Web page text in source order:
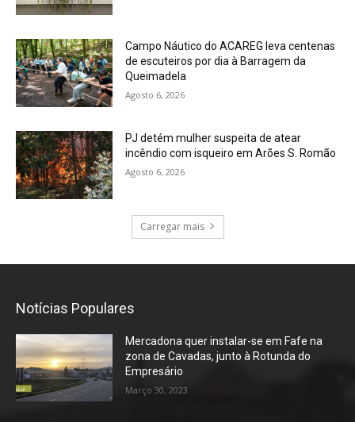
Campo Náutico do ACAREG leva centenas
de escuteiros por dia à Barragem da
Queimadela
Agosto 6, 2026
PJ detém mulher suspeita de atear
incêndio com isqueiro em Arões S. Romão
Agosto 6, 2026
Carregar mais
Notícias Populares
Mercadona quer instalar-se em Fafe na
zona de Cavadas, junto à Rotunda do
Empresário
Março 30, 2023